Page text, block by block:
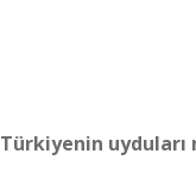
Türkiyenin uyduları